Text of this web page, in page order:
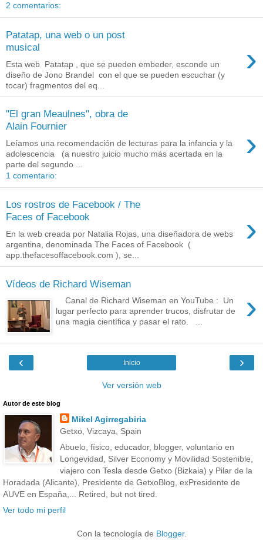
2 comentarios:
Patatap, una web o un post
musical
›
Esta web Patatap , que se pueden embeder, esconde un
diseño de Jono Brandel con el que se pueden escuchar (y
tocar) fragmentos del eq...
"El gran Meaulnes", obra de
Alain Fournier
›
Leíamos una recomendación de lecturas para la infancia y la
adolescencia (a nuestro juicio mucho más acertada en la
parte del segundo ...
1 comentario:
Los rostros de Facebook / The
Faces of Facebook
›
En la web creada por Natalia Rojas, una diseñadora de webs
argentina, denominada The Faces of Facebook (
app.thefacesoffacebook.com ), se...
Vídeos de Richard Wiseman
›
Canal de Richard Wiseman en YouTube : Un
lugar perfecto para aprender trucos, disfrutar de
una magia científica y pasar el rato. ...
‹ ›
Inicio
Ver versión web
Autor de este blog
Mikel Agirregabiria
Getxo, Vizcaya, Spain
Abuelo, físico, educador, blogger, voluntario en
Longevidad, Silver Economy y Movilidad Sostenible,
viajero con Tesla desde Getxo (Bizkaia) y Pilar de la
Horadada (Alicante), Presidente de GetxoBlog, exPresidente de
AUVE en España,... Retired, but not tired.
Ver todo mi perfil
Con la tecnología de Blogger.